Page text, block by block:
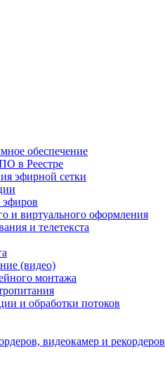
обеспечение
в Реестре
эфирной сетки
и виртуального оформления
и телетекста
(видео)
монтажа
и обработки потоков
видеокамер и рекордеров